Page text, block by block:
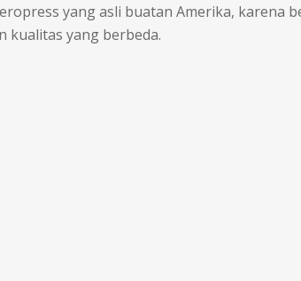
yang asli buatan Amerika, karena
kualitas yang berbeda.